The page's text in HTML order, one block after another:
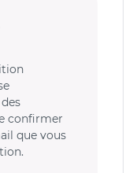
confirmer
que vous